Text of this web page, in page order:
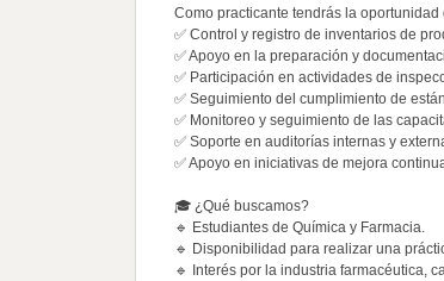
Como practicante tendrás la
✅ Control y registro de inventarios de
✅ Apoyo en la preparación y
✅ Participación en actividades de
✅ Seguimiento del cumplimiento de
✅ Monitoreo y seguimiento de las
✅ Soporte en auditorías internas y
✅ Apoyo en iniciativas de mejora
🎓 ¿Qué buscamos?
🔹 Estudiantes de Química y Farmacia.
🔹 Disponibilidad para realizar una
🔹 Interés por la industria farmacéutica,